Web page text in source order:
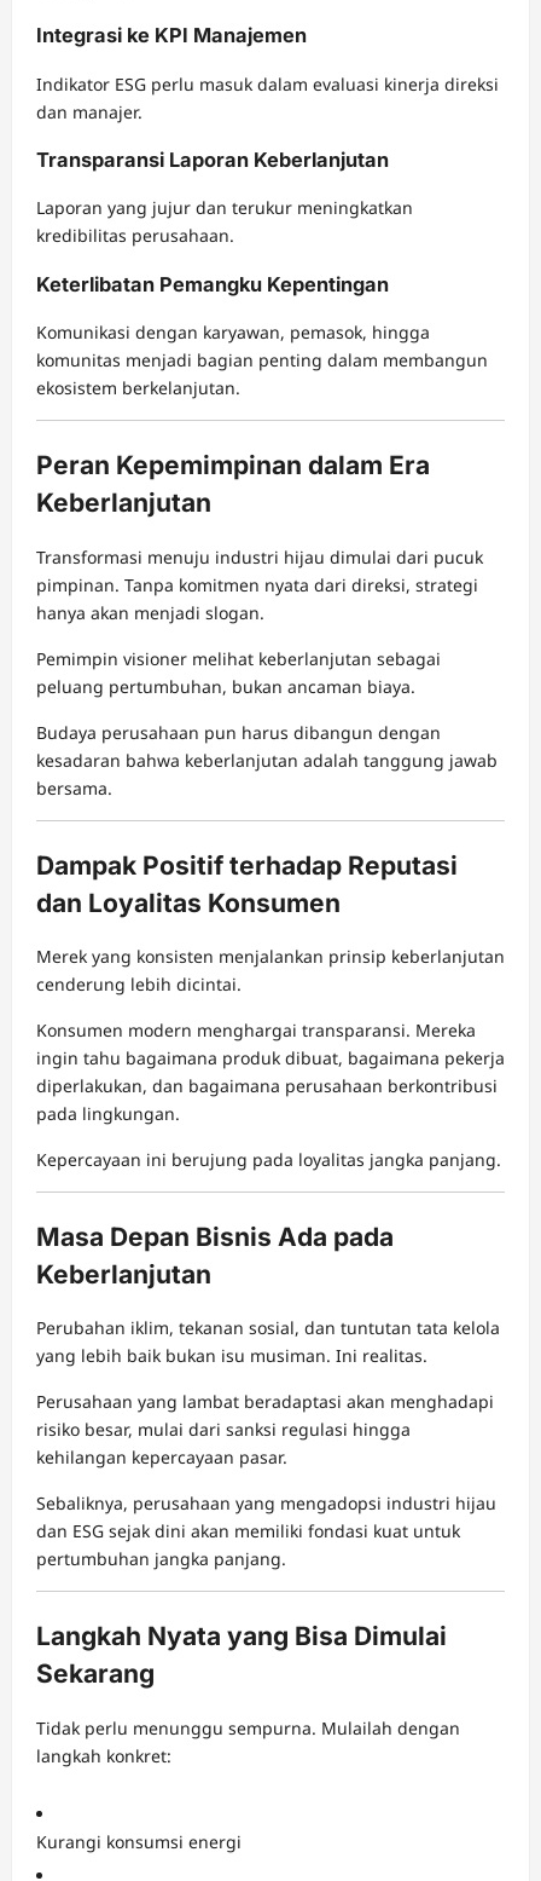
Integrasi ke KPI Manajemen
Indikator ESG perlu masuk dalam evaluasi kinerja direksi
dan manajer.
Transparansi Laporan Keberlanjutan
Laporan yang jujur dan terukur meningkatkan
kredibilitas perusahaan.
Keterlibatan Pemangku Kepentingan
Komunikasi dengan karyawan, pemasok, hingga
komunitas menjadi bagian penting dalam membangun
ekosistem berkelanjutan.
Peran Kepemimpinan dalam Era
Keberlanjutan
Transformasi menuju industri hijau dimulai dari pucuk
pimpinan. Tanpa komitmen nyata dari direksi, strategi
hanya akan menjadi slogan.
Pemimpin visioner melihat keberlanjutan sebagai
peluang pertumbuhan, bukan ancaman biaya.
Budaya perusahaan pun harus dibangun dengan
kesadaran bahwa keberlanjutan adalah tanggung jawab
bersama.
Dampak Positif terhadap Reputasi
dan Loyalitas Konsumen
Merek yang konsisten menjalankan prinsip keberlanjutan
cenderung lebih dicintai.
Konsumen modern menghargai transparansi. Mereka
ingin tahu bagaimana produk dibuat, bagaimana pekerja
diperlakukan, dan bagaimana perusahaan berkontribusi
pada lingkungan.
Kepercayaan ini berujung pada loyalitas jangka panjang.
Masa Depan Bisnis Ada pada
Keberlanjutan
Perubahan iklim, tekanan sosial, dan tuntutan tata kelola
yang lebih baik bukan isu musiman. Ini realitas.
Perusahaan yang lambat beradaptasi akan menghadapi
risiko besar, mulai dari sanksi regulasi hingga
kehilangan kepercayaan pasar.
Sebaliknya, perusahaan yang mengadopsi industri hijau
dan ESG sejak dini akan memiliki fondasi kuat untuk
pertumbuhan jangka panjang.
Langkah Nyata yang Bisa Dimulai
Sekarang
Tidak perlu menunggu sempurna. Mulailah dengan
langkah konkret:
Kurangi konsumsi energi